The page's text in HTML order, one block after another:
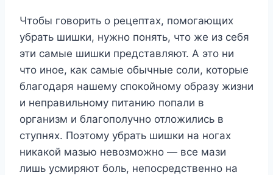
Чтобы говорить о рецептах, помогающих
убрать шишки, нужно понять, что же из себя
эти самые шишки представляют. А это ни
что иное, как самые обычные соли, которые
благодаря нашему спокойному образу жизни
и неправильному питанию попали в
организм и благополучно отложились в
ступнях. Поэтому убрать шишки на ногах
никакой мазью невозможно — все мази
лишь усмиряют боль, непосредственно на